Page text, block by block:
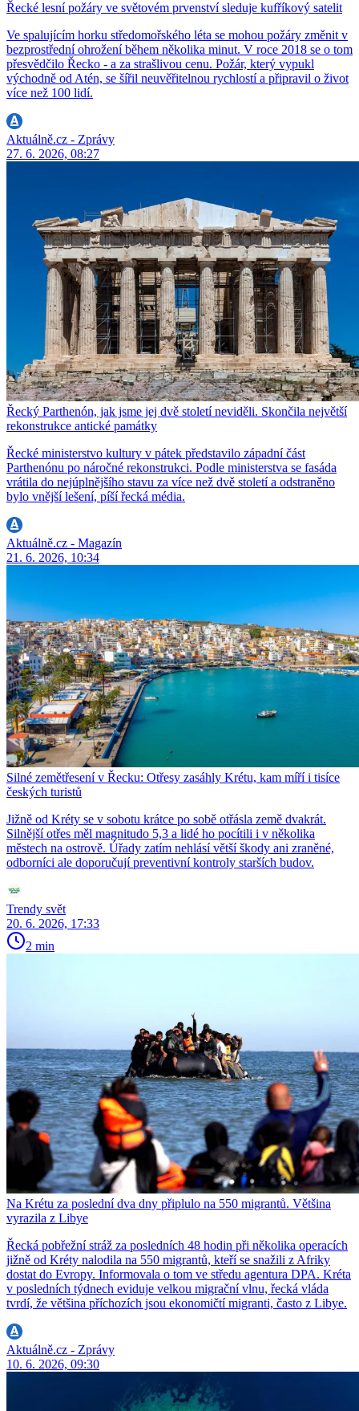
Řecké lesní požáry ve světovém prvenství sleduje kufříkový satelit
Ve spalujícím horku středomořského léta se mohou požáry změnit v
bezprostřední ohrožení během několika minut. V roce 2018 se o tom
přesvědčilo Řecko - a za strašlivou cenu. Požár, který vypukl
východně od Atén, se šířil neuvěřitelnou rychlostí a připravil o život
více než 100 lidí.
Aktuálně.cz - Zprávy
27. 6. 2026, 08:27
Řecký Parthenón, jak jsme jej dvě století neviděli. Skončila největší
rekonstrukce antické památky
Řecké ministerstvo kultury v pátek představilo západní část
Parthenónu po náročné rekonstrukci. Podle ministerstva se fasáda
vrátila do nejúplnějšího stavu za více než dvě století a odstraněno
bylo vnější lešení, píší řecká média.
Aktuálně.cz - Magazín
21. 6. 2026, 10:34
Silné zemětřesení v Řecku: Otřesy zasáhly Krétu, kam míří i tisíce
českých turistů
Jižně od Kréty se v sobotu krátce po sobě otřásla země dvakrát.
Silnější otřes měl magnitudo 5,3 a lidé ho pocítili i v několika
městech na ostrově. Úřady zatím nehlásí větší škody ani zraněné,
odborníci ale doporučují preventivní kontroly starších budov.
Trendy svět
20. 6. 2026, 17:33
2 min
Na Krétu za poslední dva dny připlulo na 550 migrantů. Většina
vyrazila z Libye
Řecká pobřežní stráž za posledních 48 hodin při několika operacích
jižně od Kréty nalodila na 550 migrantů, kteří se snažili z Afriky
dostat do Evropy. Informovala o tom ve středu agentura DPA. Kréta
v posledních týdnech eviduje velkou migrační vlnu, řecká vláda
tvrdí, že většina příchozích jsou ekonomičtí migranti, často z Libye.
Aktuálně.cz - Zprávy
10. 6. 2026, 09:30